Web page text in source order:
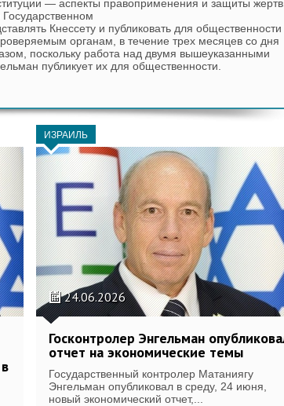
— аспекты правоприменения и защиты жертв.
Кнессету и публиковать для общественности
органам, в течение трех месяцев со дня
поскольку работа над двумя вышеуказанными
публикует их для общественности.
ИЗРАИЛЬ
24.06.2026
Госконтролер Энгельман
отчет на экономические темы
Государственный контролер Матаниягу
Энгельман опубликовал в среду, 24 июня,
новый экономический отчет,...